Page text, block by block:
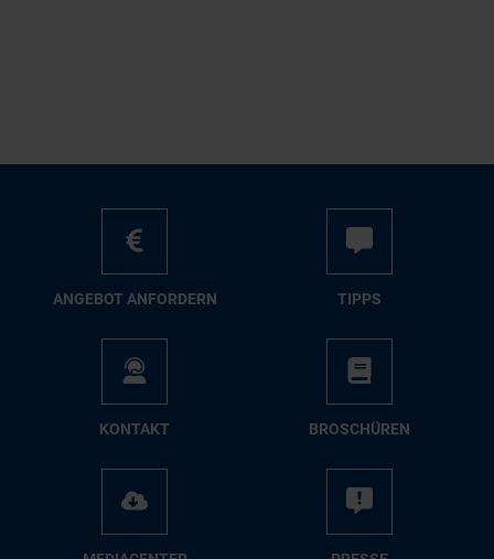
AN­GE­BOT AN­FOR­DERN TIPPS
KON­TAKT BRO­SCHÜ­REN